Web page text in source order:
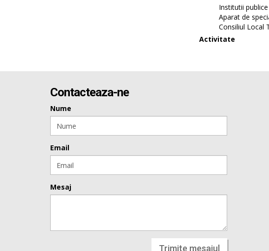
Institutii publice
Aparat de
Consiliul Local
Activitate
Contacteaza-ne
Nume
Email
Mesaj
Trimite mesajul